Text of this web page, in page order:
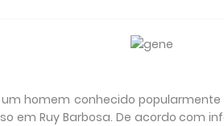
homem conhecido
em Ruy Barbosa. De acordo com